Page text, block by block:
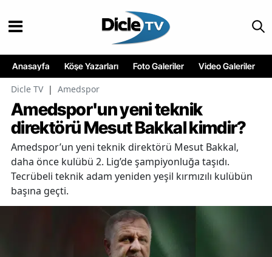
Anasayfa Köşe Yazarları Foto Galeriler Video Galeriler
Dicle TV | Amedspor
Amedspor'un yeni teknik
direktörü Mesut Bakkal kimdir?
Amedspor’un yeni teknik direktörü Mesut Bakkal,
daha önce kulübü 2. Lig’de şampiyonluğa taşıdı.
Tecrübeli teknik adam yeniden yeşil kırmızılı kulübün
başına geçti.